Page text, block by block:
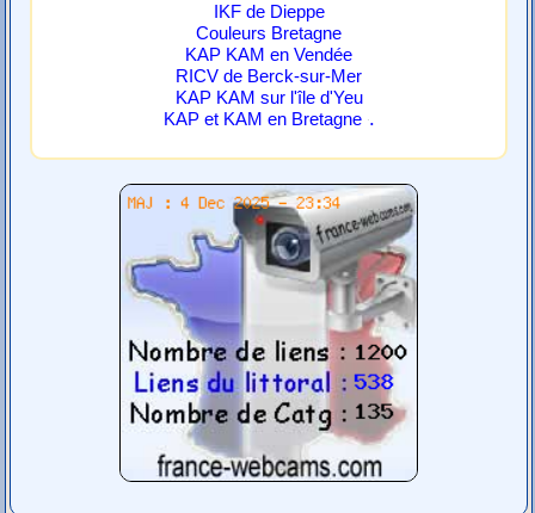
IKF de Dieppe
Couleurs Bretagne
KAP KAM en Vendée
RICV de Berck-sur-Mer
KAP KAM sur l'île d'Yeu
KAP et KAM en Bretagne .